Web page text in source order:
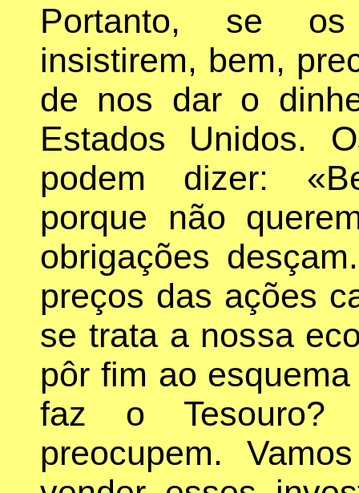
Portanto, se os
insistirem, bem,
de nos dar o
Estados Unidos.
podem dizer:
porque não
obrigações
preços das ações
se trata a nossa
pôr fim ao
faz o
preocupem.